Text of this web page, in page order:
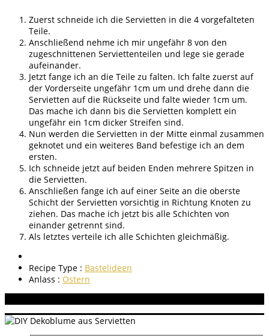
Zuerst schneide ich die Servietten in die 4 vorgefalteten
Teile.
Anschließend nehme ich mir ungefähr 8 von den
zugeschnittenen Serviettenteilen und lege sie gerade
aufeinander.
Jetzt fange ich an die Teile zu falten. Ich falte zuerst auf
der Vorderseite ungefähr 1cm um und drehe dann die
Servietten auf die Rückseite und falte wieder 1cm um.
Das mache ich dann bis die Servietten komplett ein
ungefähr ein 1cm dicker Streifen sind.
Nun werden die Servietten in der Mitte einmal zusammen
geknotet und ein weiteres Band befestige ich an dem
ersten.
Ich schneide jetzt auf beiden Enden mehrere Spitzen in
die Servietten.
Anschließen fange ich auf einer Seite an die oberste
Schicht der Servietten vorsichtig in Richtung Knoten zu
ziehen. Das mache ich jetzt bis alle Schichten von
einander getrennt sind.
Als letztes verteile ich alle Schichten gleichmäßig.
Recipe Type : Bastelideen
Anlass : Ostern